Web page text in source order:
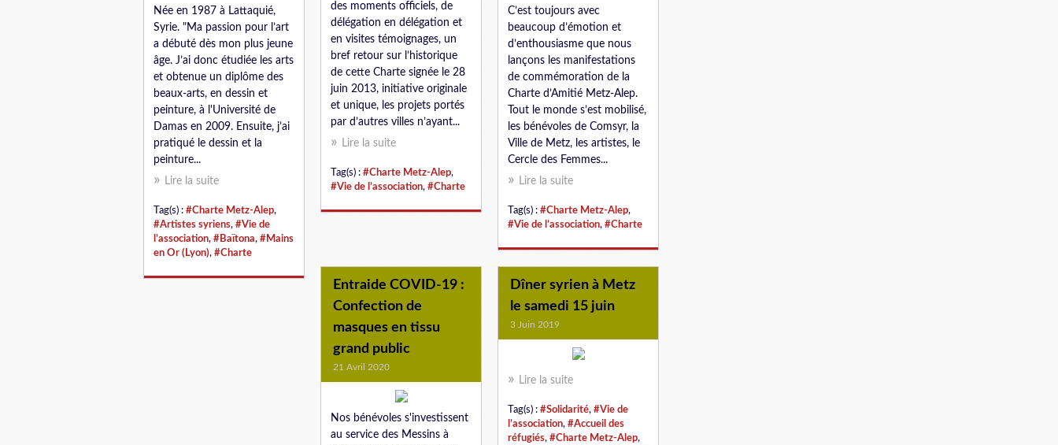
Née en 1987 à Lattaquié,
Syrie. "Ma passion pour l’art
a débuté dès mon plus jeune
âge. J’ai donc étudiée les arts
et obtenue un diplôme des
beaux-arts, en dessin et
peinture, à l'Université de
Damas en 2009. Ensuite, j’ai
pratiqué le dessin et la
peinture...
Lire la suite
Tag(s) : #Charte Metz-Alep,
#Artistes syriens, #Vie de
l’association, #Baïtona, #Mains
en Or (Lyon), #Charte
des moments officiels, de
délégation en délégation et
en visites témoignages, un
bref retour sur l’historique
de cette Charte signée le 28
juin 2013, initiative originale
et unique, les projets portés
par d’autres villes n’ayant...
Lire la suite
Tag(s) : #Charte Metz-Alep,
#Vie de l’association, #Charte
C’est toujours avec
beaucoup d’émotion et
d’enthousiasme que nous
lançons les manifestations
de commémoration de la
Charte d’Amitié Metz-Alep.
Tout le monde s’est mobilisé,
les bénévoles de Comsyr, la
Ville de Metz, les artistes, le
Cercle des Femmes...
Lire la suite
Tag(s) : #Charte Metz-Alep,
#Vie de l’association, #Charte
Entraide COVID-19 :
Confection de
masques en tissu
grand public
21 Avril 2020
Nos bénévoles s'investissent
au service des Messins à
Dîner syrien à Metz
le samedi 15 juin
3 Juin 2019
Lire la suite
Tag(s) : #Solidarité, #Vie de
l’association, #Accueil des
réfugiés, #Charte Metz-Alep,